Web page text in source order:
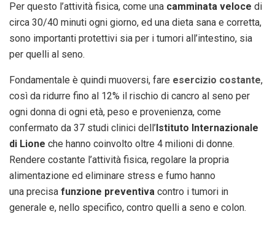
Per questo l’attività fisica, come una camminata veloce di
circa 30/40 minuti ogni giorno, ed una dieta sana e corretta,
sono importanti protettivi sia per i tumori all’intestino, sia
per quelli al seno.
Fondamentale è quindi muoversi, fare esercizio costante,
così da ridurre fino al 12% il rischio di cancro al seno per
ogni donna di ogni età, peso e provenienza, come
confermato da 37 studi clinici dell’ Istituto Internazionale
di Lione che hanno coinvolto oltre 4 milioni di donne.
Rendere costante l’attività fisica, regolare la propria
alimentazione ed eliminare stress e fumo hanno
una precisa funzione preventiva contro i tumori in
generale e, nello specifico, contro quelli a seno e colon.